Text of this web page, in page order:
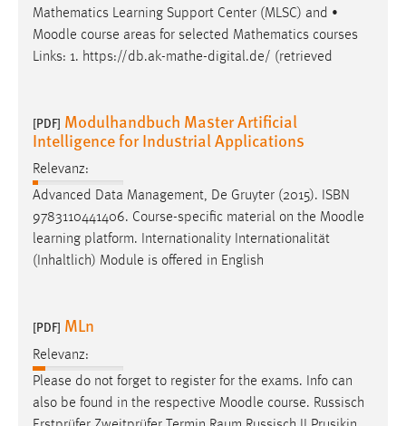
Mathematics Learning Support Center (MLSC) and •
Moodle course areas for selected Mathematics courses
Links: 1. https://db.ak-mathe-digital.de/ (retrieved
[PDF] Modulhandbuch Master Artificial
Intelligence for Industrial Applications
Relevanz:
Advanced Data Management, De Gruyter (2015). ISBN
9783110441406. Course-specific material on the Moodle
learning platform. Internationality Internationalität
(Inhaltlich) Module is offered in English
[PDF] MLn
Relevanz:
Please do not forget to register for the exams. Info can
also be found in the respective Moodle course. Russisch